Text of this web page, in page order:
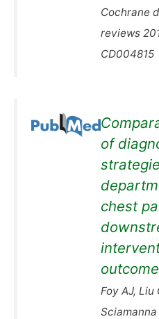
Cochrane
reviews
CD004815
of
chest
Foy AJ, Liu
Sciamanna